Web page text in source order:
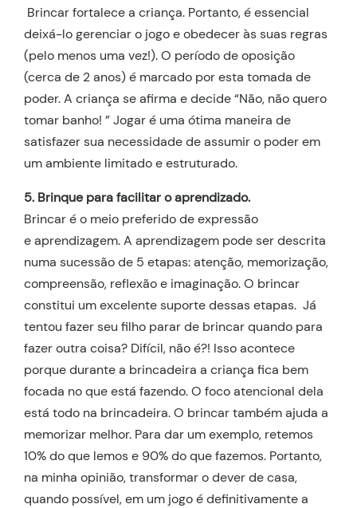
Brincar fortalece a criança. Portanto, é essencial
deixá-lo gerenciar o jogo e obedecer às suas regras
(pelo menos uma vez!). O período de oposição
(cerca de 2 anos) é marcado por esta tomada de
poder. A criança se afirma e decide “Não, não quero
tomar banho! ” Jogar é uma ótima maneira de
satisfazer sua necessidade de assumir o poder em
um ambiente limitado e estruturado.
5. Brinque para facilitar o aprendizado.
Brincar é o meio preferido de expressão
e aprendizagem. A aprendizagem pode ser descrita
numa sucessão de 5 etapas: atenção, memorização,
compreensão, reflexão e imaginação. O brincar
constitui um excelente suporte dessas etapas. Já
tentou fazer seu filho parar de brincar quando para
fazer outra coisa? Difícil, não é?! Isso acontece
porque durante a brincadeira a criança fica bem
focada no que está fazendo. O foco atencional dela
está todo na brincadeira. O brincar também ajuda a
memorizar melhor. Para dar um exemplo, retemos
10% do que lemos e 90% do que fazemos. Portanto,
na minha opinião, transformar o dever de casa,
quando possível, em um jogo é definitivamente a